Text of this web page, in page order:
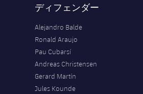
ディフェンダー
Alejandro Balde
Ronald Araujo
Pau Cubarsí
Andreas Christensen
Gerard Martín
Jules Kounde